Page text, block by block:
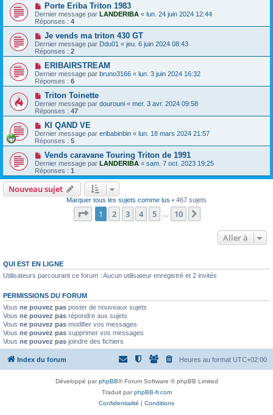
Porte Eriba Triton 1983
Dernier message par LANDERIBA « lun. 24 juin 2024 12:44
Réponses : 4
Je vends ma triton 430 GT
Dernier message par Ddu01 « jeu. 6 juin 2024 08:43
Réponses : 2
ERIBAIRSTREAM
Dernier message par bruno3166 « lun. 3 juin 2024 16:32
Réponses : 6
Triton Toinette
Dernier message par dourouni « mer. 3 avr. 2024 09:58
Réponses : 47
KI QAND VE
Dernier message par eribabinbin « lun. 18 mars 2024 21:57
Réponses : 5
Vends caravane Touring Triton de 1991
Dernier message par LANDERIBA « sam. 7 oct. 2023 19:25
Réponses : 1
Nouveau sujet
Marquer tous les sujets comme lus • 467 sujets
Page 1sur10
1 2 3 4 5 10
Aller à
QUI EST EN LIGNE
Utilisateurs parcourant ce forum : Aucun utilisateur enregistré et 2 invités
PERMISSIONS DU FORUM
Vous ne pouvez pas poster de nouveaux sujets
Vous ne pouvez pas répondre aux sujets
Vous ne pouvez pas modifier vos messages
Vous ne pouvez pas supprimer vos messages
Vous ne pouvez pas joindre des fichiers
Index du forum Heures au format UTC+02:00
Développé parphpBB® Forum Software © phpBB Limited
Traduit parphpBB-fr.com
Confidentialité | Conditions